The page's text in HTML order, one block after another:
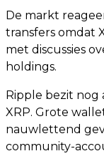
De markt
transfers omdat
met discussies
holdings.
Ripple bezit nog
XRP. Grote
nauwlettend
community-